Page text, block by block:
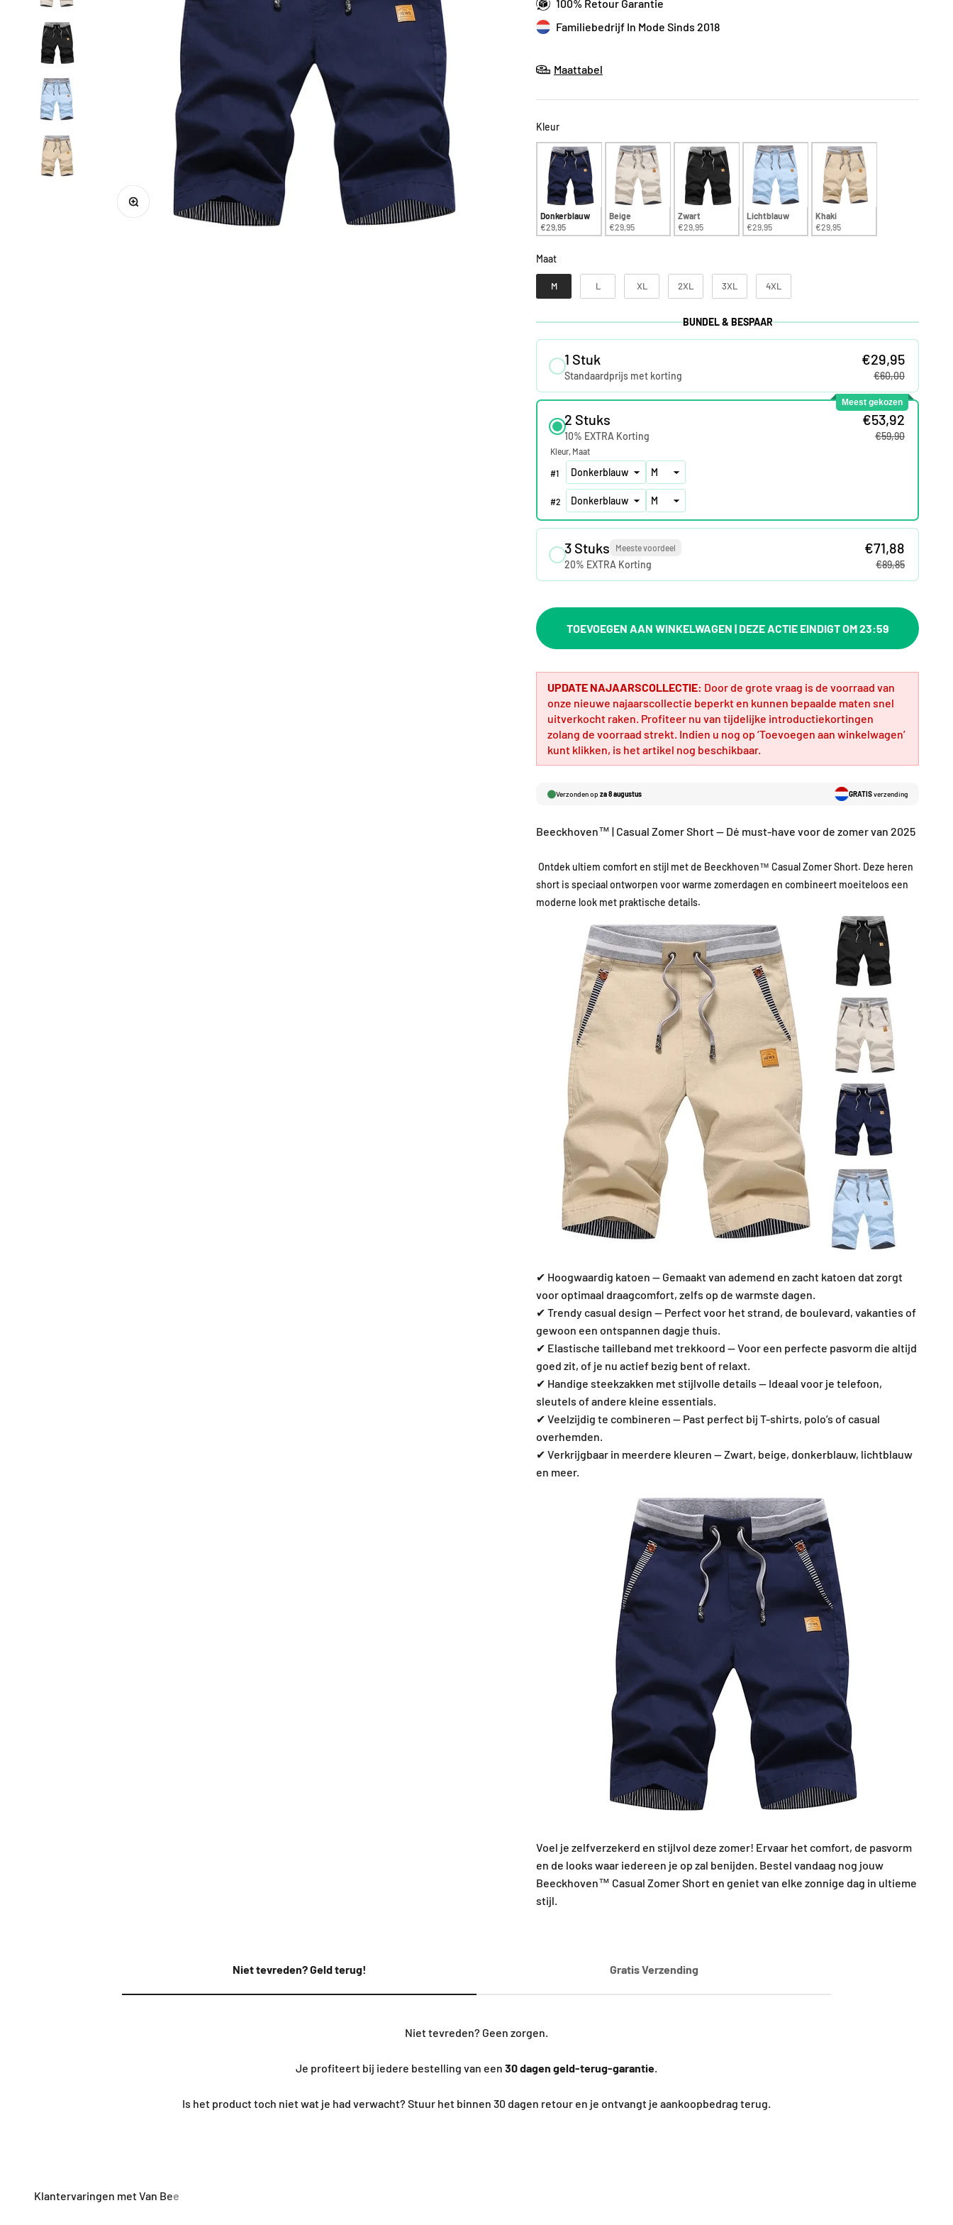
In-/uitzoomen
100% Retour Garantie
Familiebedrijf In Mode Sinds 2018
Maattabel
KleurKleur
Donkerblauw
€29,95
Beige
€29,95
Zwart
€29,95
Lichtblauw
€29,95
Khaki
€29,95
MaatMaat
M L XL 2XL 3XL 4XL
BUNDEL & BESPAAR
1 Stuk
Standaardprijs met korting
€29,95
€60,00
Meest gekozen
2 Stuks
10% EXTRA Korting
€53,92
€59,90
Kleur Maat
#1
#2
3 Stuks Meeste voordeel
20% EXTRA Korting
€71,88
€89,85
TOEVOEGEN AAN WINKELWAGEN | DEZE ACTIE EINDIGT OM 23:59
UPDATE NAJAARSCOLLECTIE: Door de grote vraag is de voorraad van
onze nieuwe najaarscollectie beperkt en kunnen bepaalde maten snel
uitverkocht raken. Profiteer nu van tijdelijke introductiekortingen
zolang de voorraad strekt. Indien u nog op ‘Toevoegen aan winkelwagen’
kunt klikken, is het artikel nog beschikbaar.
Verzonden op za 8 augustus GRATISverzending
Beeckhoven™ | Casual Zomer Short — Dé must-have voor de zomer van 2025
Ontdek ultiem comfort en stijl met de Beeckhoven™ Casual Zomer Short. Deze heren
short is speciaal ontworpen voor warme zomerdagen en combineert moeiteloos een
moderne look met praktische details.
✔ Hoogwaardig katoen — Gemaakt van ademend en zacht katoen dat zorgt
voor optimaal draagcomfort, zelfs op de warmste dagen.
✔ Trendy casual design — Perfect voor het strand, de boulevard, vakanties of
gewoon een ontspannen dagje thuis.
✔ Elastische tailleband met trekkoord — Voor een perfecte pasvorm die altijd
goed zit, of je nu actief bezig bent of relaxt.
✔ Handige steekzakken met stijlvolle details — Ideaal voor je telefoon,
sleutels of andere kleine essentials.
✔ Veelzijdig te combineren — Past perfect bij T-shirts, polo’s of casual
overhemden.
✔ Verkrijgbaar in meerdere kleuren — Zwart, beige, donkerblauw, lichtblauw
en meer.
Voel je zelfverzekerd en stijlvol deze zomer! Ervaar het comfort, de pasvorm
en de looks waar iedereen je op zal benijden. Bestel vandaag nog jouw
Beeckhoven™ Casual Zomer Short en geniet van elke zonnige dag in ultieme
stijl.
Niet tevreden? Geld terug!
Niet tevreden? Geen zorgen.
Je profiteert bij iedere bestelling van een 30 dagen geld-terug-garantie.
Is het product toch niet wat je had verwacht? Stuur het binnen 30 dagen retour en je ontvangt je aankoopbedrag terug.
Gratis Verzending